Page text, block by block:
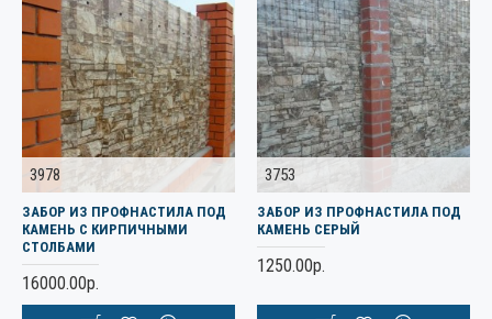
3978
ЗАБОР ИЗ ПРОФНАСТИЛА ПОД
КАМЕНЬ С КИРПИЧНЫМИ
СТОЛБАМИ
16000.00р.
3753
ЗАБОР ИЗ ПРОФНАСТИЛА ПОД
КАМЕНЬ СЕРЫЙ
1250.00р.